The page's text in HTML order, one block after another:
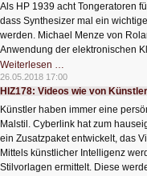
und
Co.
Als HP 1939 acht Tongeratoren
dass Synthesizer mal ein
werden. Michael Menze von
Anwendung der elektronischen
Weiterlesen …
Spektakuläre
Klänge
mit
Synthesizern
26.05.2018 17:00
HIZ178: Videos wie von
Künstler haben immer eine
Malstil. Cyberlink hat zum
ein Zusatzpaket entwickelt, das
Mittels künstlicher Intelligenz
Stilvorlagen ermittelt. Diese